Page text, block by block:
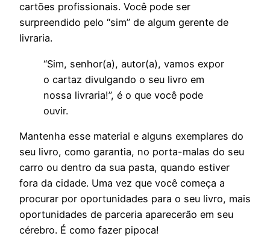
cartões profissionais. Você pode ser
surpreendido pelo “sim” de algum gerente de
livraria.
“Sim, senhor(a), autor(a), vamos expor
o cartaz divulgando o seu livro em
nossa livraria!”, é o que você pode
ouvir.
Mantenha esse material e alguns exemplares do
seu livro, como garantia, no porta-malas do seu
carro ou dentro da sua pasta, quando estiver
fora da cidade. Uma vez que você começa a
procurar por oportunidades para o seu livro, mais
oportunidades de parceria aparecerão em seu
cérebro. É como fazer pipoca!